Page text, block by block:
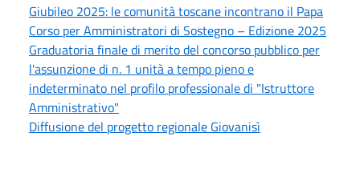
Giubileo 2025: le comunità toscane incontrano il Papa
Corso per Amministratori di Sostegno – Edizione 2025
Graduatoria finale di merito del concorso pubblico per
l'assunzione di n. 1 unità a tempo pieno e
indeterminato nel profilo professionale di "Istruttore
Amministrativo"
Diffusione del progetto regionale Giovanisì